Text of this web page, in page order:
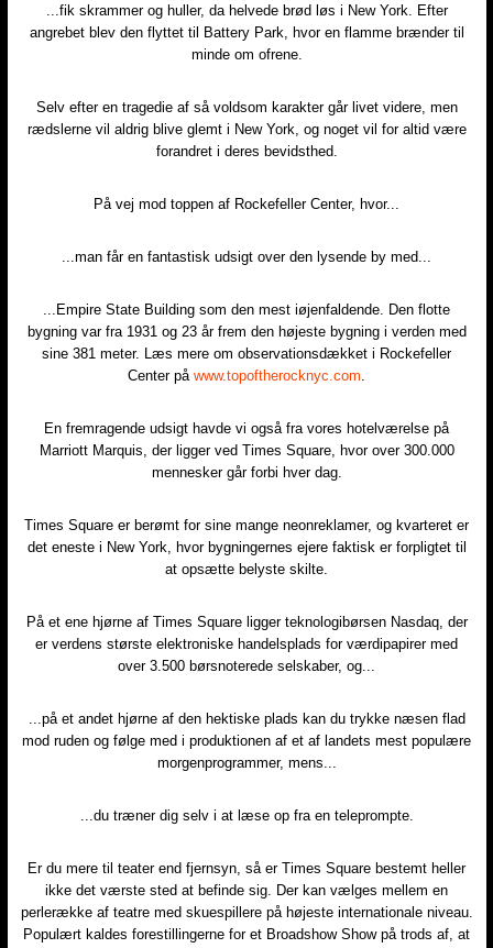
...fik skrammer og huller, da helvede brød løs i New York. Efter
angrebet blev den flyttet til Battery Park, hvor en flamme brænder til
minde om ofrene.
Selv efter en tragedie af så voldsom karakter går livet videre, men
rædslerne vil aldrig blive glemt i New York, og noget vil for altid være
forandret i deres bevidsthed.
På vej mod toppen af Rockefeller Center, hvor...
...man får en fantastisk udsigt over den lysende by med...
...Empire State Building som den mest iøjenfaldende. Den flotte
bygning var fra 1931 og 23 år frem den højeste bygning i verden med
sine 381 meter. Læs mere om observationsdækket i Rockefeller
Center på www.topoftherocknyc.com
En fremragende udsigt havde vi også fra vores hotelværelse på
Marriott Marquis, der ligger ved Times Square, hvor over 300.000
mennesker går forbi hver dag.
Times Square er berømt for sine mange neonreklamer, og kvarteret er
det eneste i New York, hvor bygningernes ejere faktisk er forpligtet til
at opsætte belyste skilte.
På et ene hjørne af Times Square ligger teknologibørsen Nasdaq, der
er verdens største elektroniske handelsplads for værdipapirer med
over 3.500 børsnoterede selskaber, og...
...på et andet hjørne af den hektiske plads kan du trykke næsen flad
mod ruden og følge med i produktionen af et af landets mest populære
morgenprogrammer, mens...
...du træner dig selv i at læse op fra en teleprompte.
Er du mere til teater end fjernsyn, så er Times Square bestemt heller
ikke det værste sted at befinde sig. Der kan vælges mellem en
perlerække af teatre med skuespillere på højeste internationale niveau.
Populært kaldes forestillingerne for et Broadshow Show på trods af, at